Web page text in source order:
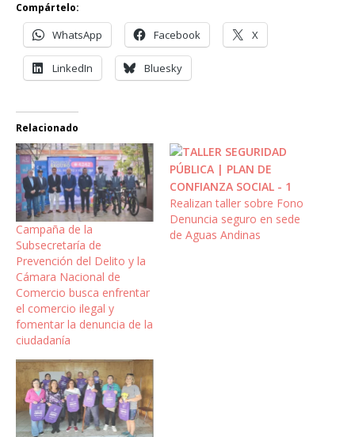
Compártelo:
WhatsApp Facebook X
LinkedIn Bluesky
Relacionado
Campaña de la
Subsecretaría de
Prevención del Delito y la
Cámara Nacional de
Comercio busca enfrentar
el comercio ilegal y
fomentar la denuncia de la
ciudadanía
Realizan taller sobre Fono
Denuncia seguro en sede
de Aguas Andinas